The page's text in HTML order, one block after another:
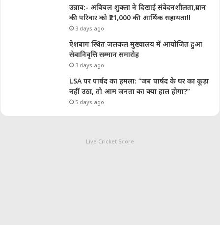
उन्नाव:- अविचल शुक्ला ने दिखाई संवेदनशीलता,प्रदान
की परिवार को ₹21,000 की आर्थिक सहायता!!
3 days ago
ऐशबाग स्थित जलकल मुख्यालय में आयोजित हुआ
सेवानिवृत्ति सम्मान समारोह
3 days ago
LSA पर पार्षद का हमला: “जब पार्षद के घर का कूड़ा
नहीं उठा, तो आम जनता का क्या हाल होगा?”
5 days ago
Live Cricket Score